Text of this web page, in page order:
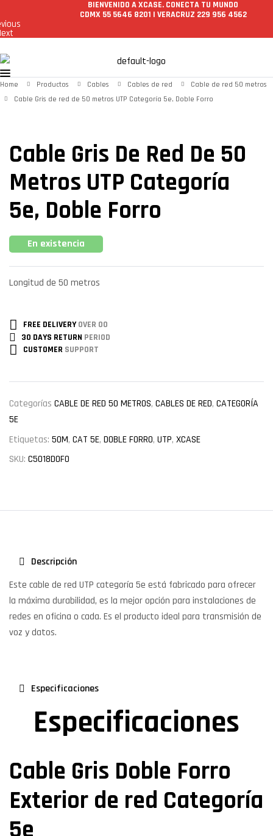
BIENVENIDO A XCASE. CONECTA TU MUNDO
CDMX 55 5646 8201 | VERACRUZ 229 956 4562
Home Productos Cables Cables de red
Cable de red 50 metros
Cable Gris de red de 50 metros UTP Categoría 5e, Doble Forro
Cable Gris De Red De 50
Metros UTP Categoría
5e, Doble Forro
Availability:
En existencia
Longitud de 50 metros
FREE DELIVERYOVER 00
30 DAYS RETURN PERIOD
CUSTOMER SUPPORT
Categorías CABLE DE RED 50 METROS, CABLES DE RED, CATEGORÍA
5E
Etiquetas: 50M, CAT 5E, DOBLE FORRO, UTP, XCASE
SKU: C5018DOFO
Descripción
Este cable de red UTP categoría 5e está fabricado para ofrecer
la máxima durabilidad, es la mejor opción para instalaciones de
redes en oficina o cada. Es el producto ideal para transmisión de
voz y datos.
Especificaciones
Especificaciones
Cable Gris Doble Forro
Exterior de red Categoría